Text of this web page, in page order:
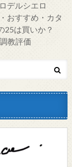
デルシエロ
おすすめ・カタ
25は買いか？
教評価